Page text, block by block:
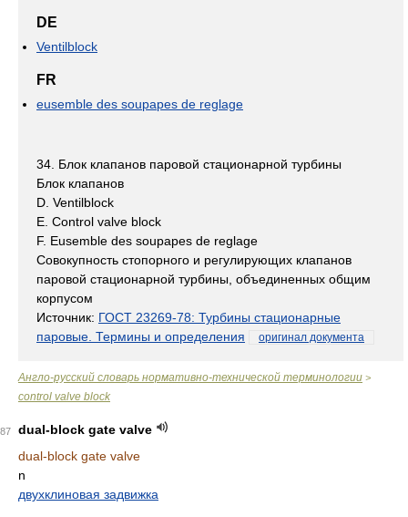
DE
Ventilblock
FR
eusemble des soupapes de reglage
34. Блок клапанов паровой стационарной турбины
Блок клапанов
D. Ventilblock
E. Control valve block
F. Eusemble des soupapes de reglage
Совокупность стопорного и регулирующих клапанов
паровой стационарной турбины, объединенных общим
корпусом
Источник: ГОСТ 23269-78: Турбины стационарные
паровые. Термины и определения
оригинал документа
Англо-русский словарь нормативно-технической терминологии >
control valve block
87
dual-block gate valve
dual-block gate valve
n
двухклиновая задвижка